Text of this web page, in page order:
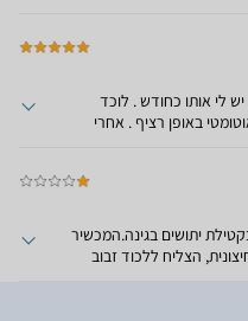
מצויין . לא ברור מה יקרה לאורך זמן . יש לי אותו כחודש . לוכד
מעופפים ליליים בכמויות . יש להפעיל במוד אוטומטי באופן רציף . אחרי
יתושים בגינה.המכשיר
הצליח ללכוד זבוב